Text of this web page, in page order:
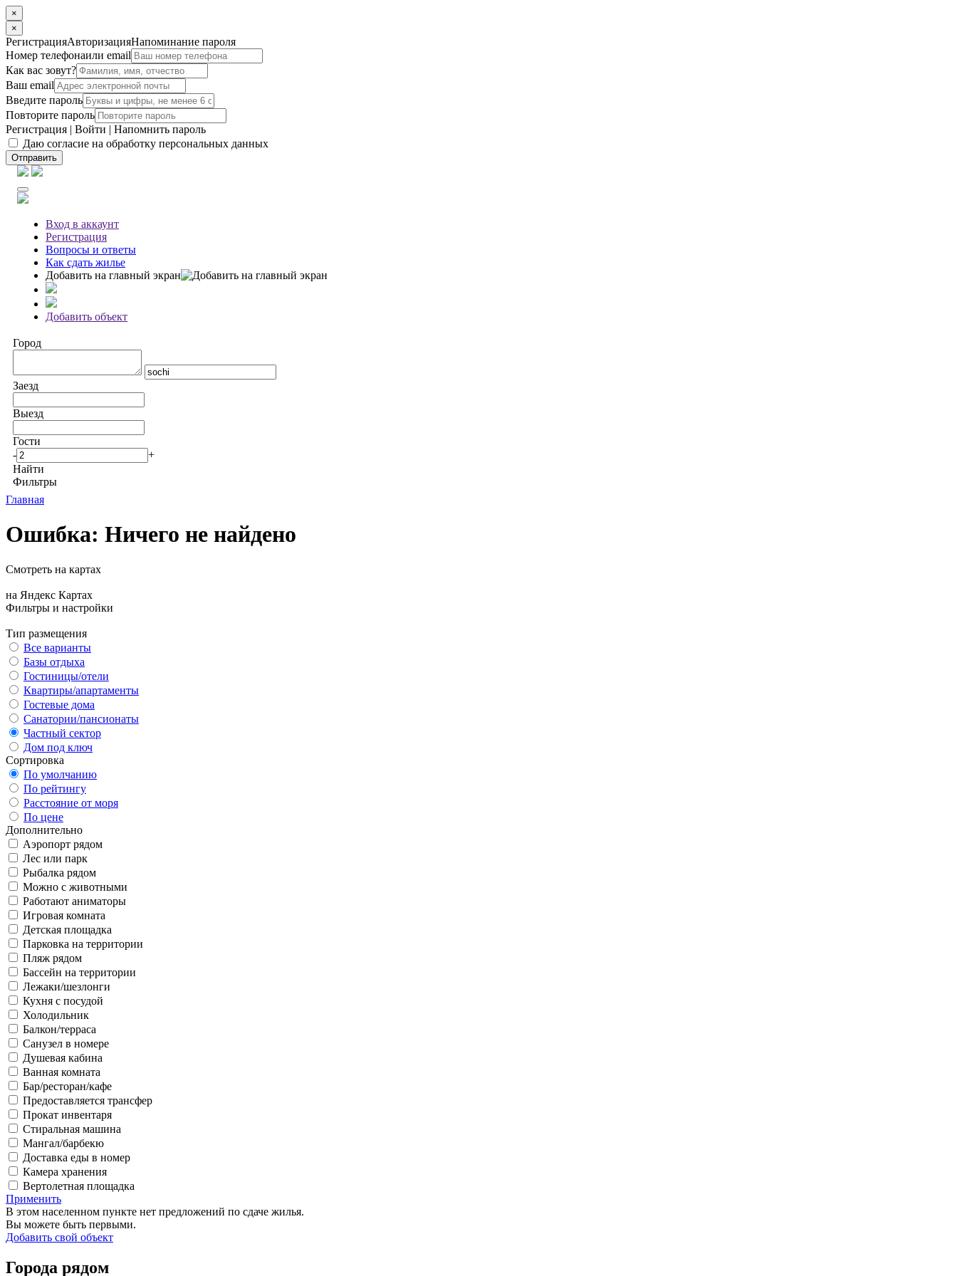
×
×
РегистрацияАвторизацияНапоминание пароля
Номер телефонаили email
Как вас зовут?
Ваш email
Введите пароль
Повторите пароль
Регистрация | Войти | Напомнить пароль
Даю согласие на обработку персональных данных
Отправить
Вход в аккаунт
Регистрация
Вопросы и ответы
Как сдать жилье
Добавить на главный экран
Добавить объект
Город
Заезд
Выезд
Гости
-
+
Найти
Фильтры
Главная
Ошибка: Ничего не найдено
Смотреть на картах
на Яндекс Картах
Фильтры и настройки
Тип размещения
Все варианты
Базы отдыха
Гостиницы/отели
Квартиры/апартаменты
Гостевые дома
Санатории/пансионаты
Частный сектор
Дом под ключ
Сортировка
По умолчанию
По рейтингу
Расстояние от моря
По цене
Дополнительно
Аэропорт рядом
Лес или парк
Рыбалка рядом
Можно с животными
Работают аниматоры
Игровая комната
Детская площадка
Парковка на территории
Пляж рядом
Бассейн на территории
Лежаки/шезлонги
Кухня с посудой
Холодильник
Балкон/терраса
Санузел в номере
Душевая кабина
Ванная комната
Бар/ресторан/кафе
Предоставляется трансфер
Прокат инвентаря
Стиральная машина
Мангал/барбекю
Доставка еды в номер
Камера хранения
Вертолетная площадка
Применить
В этом населенном пункте нет предложений по сдаче жилья.
Вы можете быть первыми.
Добавить свой объект
Города рядом